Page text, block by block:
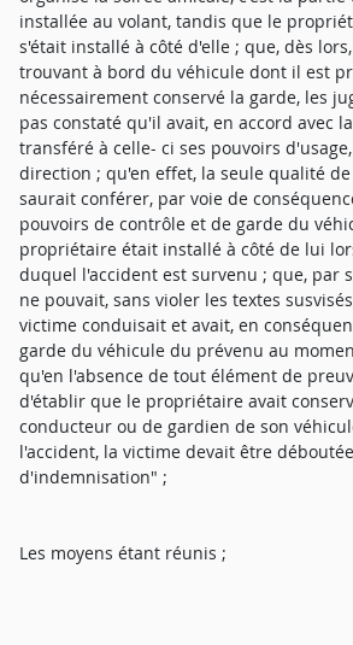
installée au volant, tandis que le
s'était installé à côté d'elle ; que, dès
trouvant à bord du véhicule dont il est
nécessairement conservé la garde, les
pas constaté qu'il avait, en accord avec
transféré à celle- ci ses pouvoirs
direction ; qu'en effet, la seule qualité
saurait conférer, par voie de
pouvoirs de contrôle et de garde du
propriétaire était installé à côté de lui
duquel l'accident est survenu ; que, par
ne pouvait, sans violer les textes
victime conduisait et avait, en
garde du véhicule du prévenu au
qu'en l'absence de tout élément de
d'établir que le propriétaire avait
conducteur ou de gardien de son
l'accident, la victime devait être
d'indemnisation" ;
Les moyens étant réunis ;